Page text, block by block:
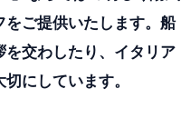
ご提供いたします。船
交わしたり、イタリア
にしています。